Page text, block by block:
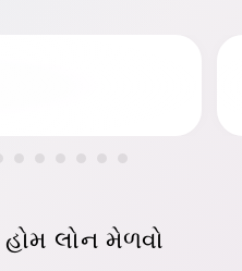
હોમ લોન મેળવો